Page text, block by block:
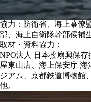
協力：防衛省、海上幕僚
部、海上自衛隊幹部候補
取材・資料協力：
NPO法人 日本投扇興保
屋東山店、海上保安庁
ジアム、京都鉄道博物館
他。